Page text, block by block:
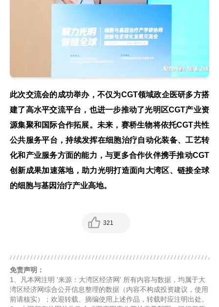
此次交流会的成功举办，不仅为CGT领域政企医研多方搭
建了高水平交流平台，也进一步推动了光明区CGT产业资
源集聚和国际合作拓展。未来，赛桥生物将依托CGT共性
公共服务平台，持续发挥在细胞治疗自动化装备、工艺转
化和产业服务方面的能力，与更多合作伙伴携手推动CGT
创新成果加速落地，助力光明打造面向大湾区、链接全球
的细胞与基因治疗产业高地。
321
免责声明：
1、凡本网注明 '来源：大湾区经济网' 所有内容与数据，均属于大
湾区经济网综合公开信息整理的数据（内容不构成投资建议，使用
前请核实）；欢迎转载、摘编使用上述作品，转载时应注明出处。